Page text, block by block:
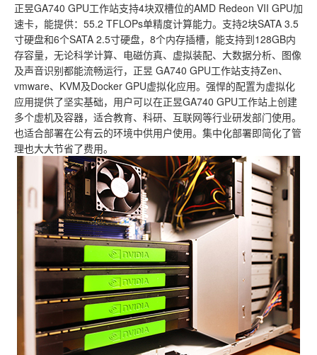
正昱GA740 GPU工作站支持4块双槽位的AMD Redeon VII GPU加
速卡，能提供：55.2 TFLOPs单精度计算能力。支持2块SATA 3.5
寸硬盘和6个SATA 2.5寸硬盘，8个内存插槽，能支持到128GB内
存容量，无论科学计算、电磁仿真、虚拟装配、大数据分析、图像
及声音识别都能流畅运行，正昱 GA740 GPU工作站支持Zen、
vmware、KVM及Docker GPU虚拟化应用。强悍的配置为虚拟化
应用提供了坚实基础，用户可以在正昱GA740 GPU工作站上创建
多个虚机及容器，适合教育、科研、互联网等行业研发部门使用。
也适合部署在公有云的环境中供用户使用。集中化部署即简化了管
理也大大节省了费用。